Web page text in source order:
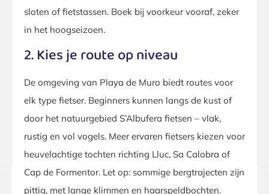
sloten of fietstassen. Boek bij voorkeur vooraf, zeker
in het hoogseizoen.
2. Kies je route op niveau
De omgeving van Playa de Muro biedt routes voor
elk type fietser. Beginners kunnen langs de kust of
door het natuurgebied S’Albufera fietsen – vlak,
rustig en vol vogels. Meer ervaren fietsers kiezen voor
heuvelachtige tochten richting Lluc, Sa Calobra of
Cap de Formentor. Let op: sommige bergtrajecten zijn
pittig, met lange klimmen en haarspeldbochten.